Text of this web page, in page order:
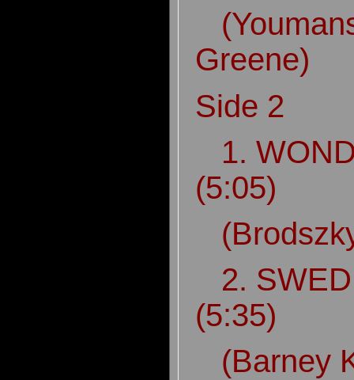
Greene)
Side 2
1.
(5:05)
2.
(5:35)
(Barney